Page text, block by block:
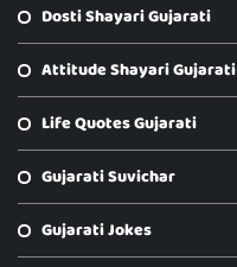
Dosti Shayari Gujarati
Attitude Shayari Gujarati
Life Quotes Gujarati
Gujarati Suvichar
Gujarati Jokes